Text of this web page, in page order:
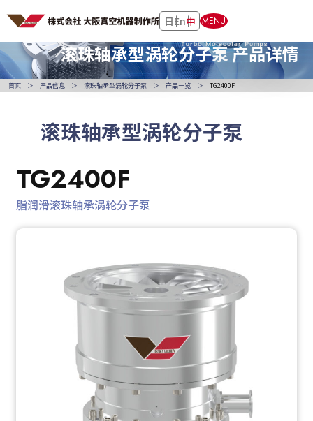
日En中 MENU
滚珠轴承型涡轮分子泵产品详情
滚珠轴承型涡轮分子泵
TG2400F
脂润滑滚珠轴承涡轮分子泵
首页 产品信息 滚珠轴承型涡轮分子泵 产品一览 TG2400F